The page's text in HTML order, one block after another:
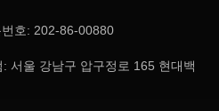
호: 202-86-00880
서울 강남구 압구정로 165 현대백